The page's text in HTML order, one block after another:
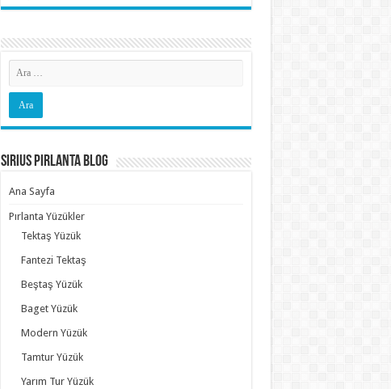
Sirius Pırlanta Blog
Ana Sayfa
Pırlanta Yüzükler
Tektaş Yüzük
Fantezi Tektaş
Beştaş Yüzük
Baget Yüzük
Modern Yüzük
Tamtur Yüzük
Yarım Tur Yüzük